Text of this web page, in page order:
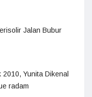
Jalan Bubur
Yunita Dikenal
radam